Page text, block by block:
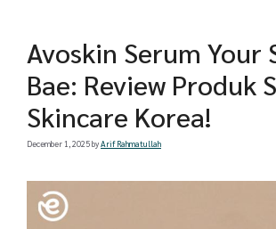
Avoskin Serum Your
Bae: Review Produk
Skincare Korea!
December 1, 2025byArif Rahmatullah